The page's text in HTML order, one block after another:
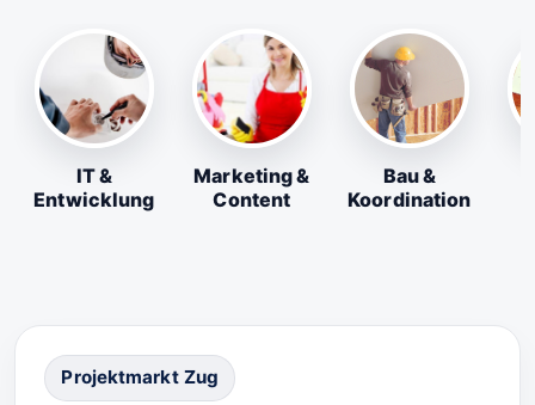
IT &
Entwicklung
Marketing &
Content
Bau &
Koordination
Projektmarkt Zug